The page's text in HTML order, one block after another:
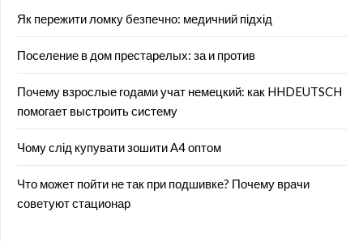
Як пережити ломку безпечно: медичний підхід
Поселение в дом престарелых: за и против
Почему взрослые годами учат немецкий: как HHDEUTSCH
помогает выстроить систему
Чому слід купувати зошити А4 оптом
Что может пойти не так при подшивке? Почему врачи
советуют стационар